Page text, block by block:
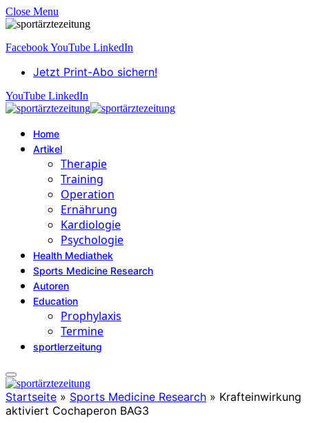
Close Menu
FacebookYouTube LinkedIn
Jetzt Print-Abo sichern!
YouTube LinkedIn
Home
Artikel
Therapie
Training
Operation
Ernährung
Kardiologie
Psychologie
Health Mediathek
Sports Medicine Research
Autoren
Education
Prophylaxis
Termine
sportlerzeitung
Startseite » Sports Medicine Research » Krafteinwirkung
aktiviert Cochaperon BAG3